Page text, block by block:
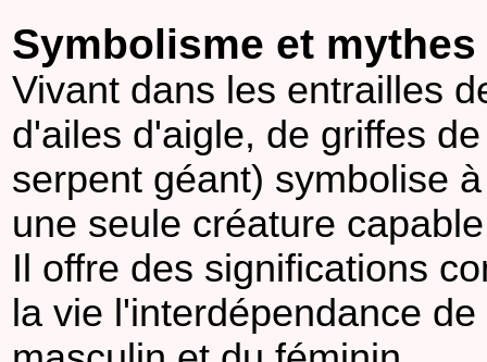
Symbolisme et mythes
Vivant dans les entrailles
d'ailes d'aigle, de griffes
serpent géant) symbolise
une seule créature
Il offre des significations
la vie l'interdépendance